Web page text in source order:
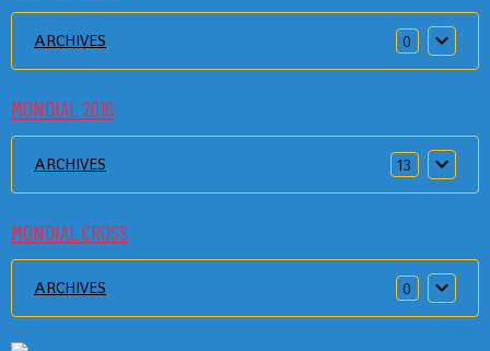
ARCHIVES 0
MONDIAL 2016
ARCHIVES 13
MONDIAL CROSS
ARCHIVES 0